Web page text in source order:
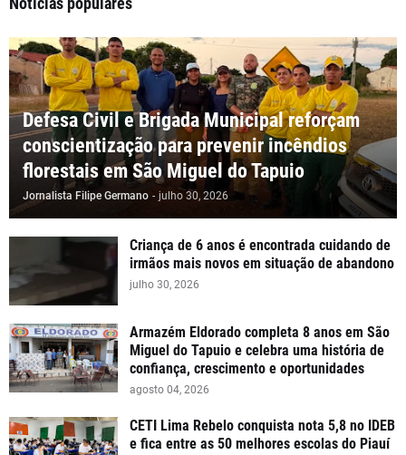
Defesa Civil e Brigada Municipal reforçam
conscientização para prevenir incêndios
florestais em São Miguel do Tapuio
Jornalista Filipe Germano - julho 30, 2026
Criança de 6 anos é encontrada cuidando de
irmãos mais novos em situação de abandono
julho 30, 2026
Armazém Eldorado completa 8 anos em São
Miguel do Tapuio e celebra uma história de
confiança, crescimento e oportunidades
agosto 04, 2026
CETI Lima Rebelo conquista nota 5,8 no IDEB
e fica entre as 50 melhores escolas do Piauí